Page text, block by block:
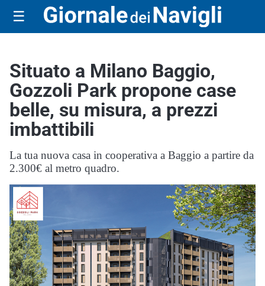
☰
Situato a Milano Baggio,
Gozzoli Park propone case
belle, su misura, a prezzi
imbattibili
La tua nuova casa in cooperativa a Baggio a partire da
2.300€ al metro quadro.